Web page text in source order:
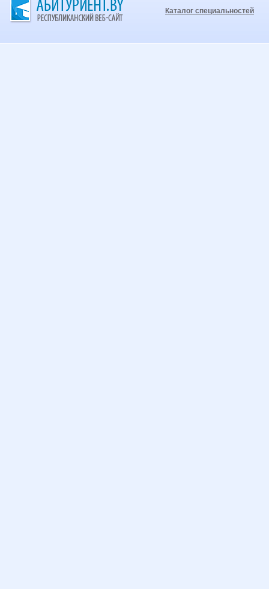
Каталог специальностей